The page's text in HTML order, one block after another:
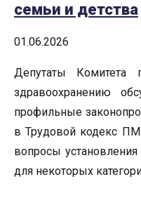
семьи и детства
01.06.2026
Депутаты Комитета
здравоохранению
профильные
в Трудовой кодекс
вопросы
для некоторых